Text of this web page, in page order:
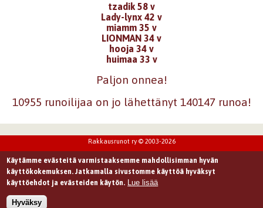
tzadik 58 v
Lady-lynx 42 v
miamm 35 v
LIONMAN 34 v
hooja 34 v
huimaa 33 v
Paljon onnea!
10955 runoilijaa on jo lähettänyt 140147 runoa!
Rakkausrunot ry © 2003-2026
Käytämme evästeitä varmistaaksemme mahdollisimman hyvän
käyttökokemuksen. Jatkamalla sivustomme käyttöä hyväksyt
käyttöehdot ja evästeiden käytön. Lue lisää
Hyväksy